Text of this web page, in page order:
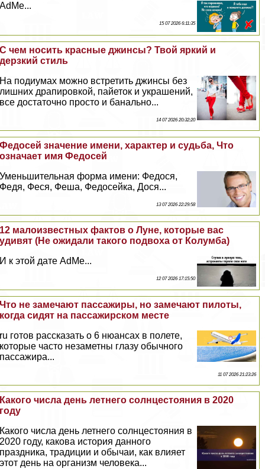
AdMe...
15 07 2026 6:11:35
С чем носить красные джинсы? Твой яркий и
дерзкий стиль
На подиумах можно встретить джинсы без
лишних драпировкой, пайеток и украшений,
все достаточно просто и бaнaльно...
14 07 2026 20:32:20
Федосей значение имени, хаpaктер и судьба, Что
означает имя Федосей
Уменьшительная форма имени: Федося,
Федя, Феся, Феша, Федосейка, Дося...
13 07 2026 22:29:58
12 малоизвестных фактов о Луне, которые вас
удивят (Не ожидали такого подвоха от Колумба)
И к этой дате AdMe...
12 07 2026 17:15:50
Что не замечают пассажиры, но замечают пилоты,
когда сидят на пассажирском месте
ru готов рассказать о 6 нюансах в полете,
которые часто незаметны глазу обычного
пассажира...
11 07 2026 21:23:26
Какого числа день летнего солнцестояния в 2020
году
Какого числа день летнего солнцестояния в
2020 году, какова история данного
праздника, традиции и обычаи, как влияет
этот день на организм человека...